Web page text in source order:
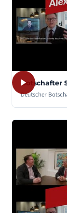
Botschafter
Deutscher